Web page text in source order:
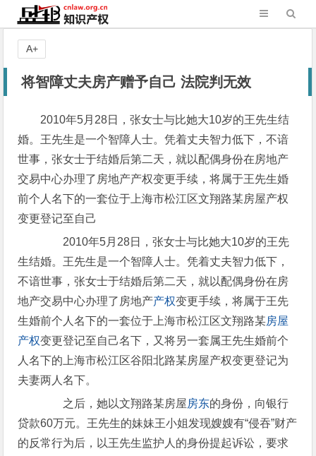
将智障丈夫房产赠予自己 法院判无效
2010年5月28日，张女士与比她大10岁的王先生结
婚。王先生是一个智障人士。凭着丈夫智力低下，不谙
世事，张女士于结婚后第二天，就以配偶身份在房地产
交易中心办理了房地产产权变更手续，将属于王先生婚
前个人名下的一套位于上海市松江区文翔路某房屋产权
变更登记至自己
2010年5月28日，张女士与比她大10岁的王先
生结婚。王先生是一个智障人士。凭着丈夫智力低下，
不谙世事，张女士于结婚后第二天，就以配偶身份在房
地产交易中心办理了房地产产权变更手续，将属于王先
生婚前个人名下的一套位于上海市松江区文翔路某房屋
产权变更登记至自己名下，又将另一套属王先生婚前个
人名下的上海市松江区谷阳北路某房屋产权变更登记为
夫妻两人名下。
之后，她以文翔路某房屋房东的身份，向银行
贷款60万元。王先生的妹妹王小姐发现嫂嫂有“侵吞”财产
的反常行为后，以王先生监护人的身份提起诉讼，要求
A+